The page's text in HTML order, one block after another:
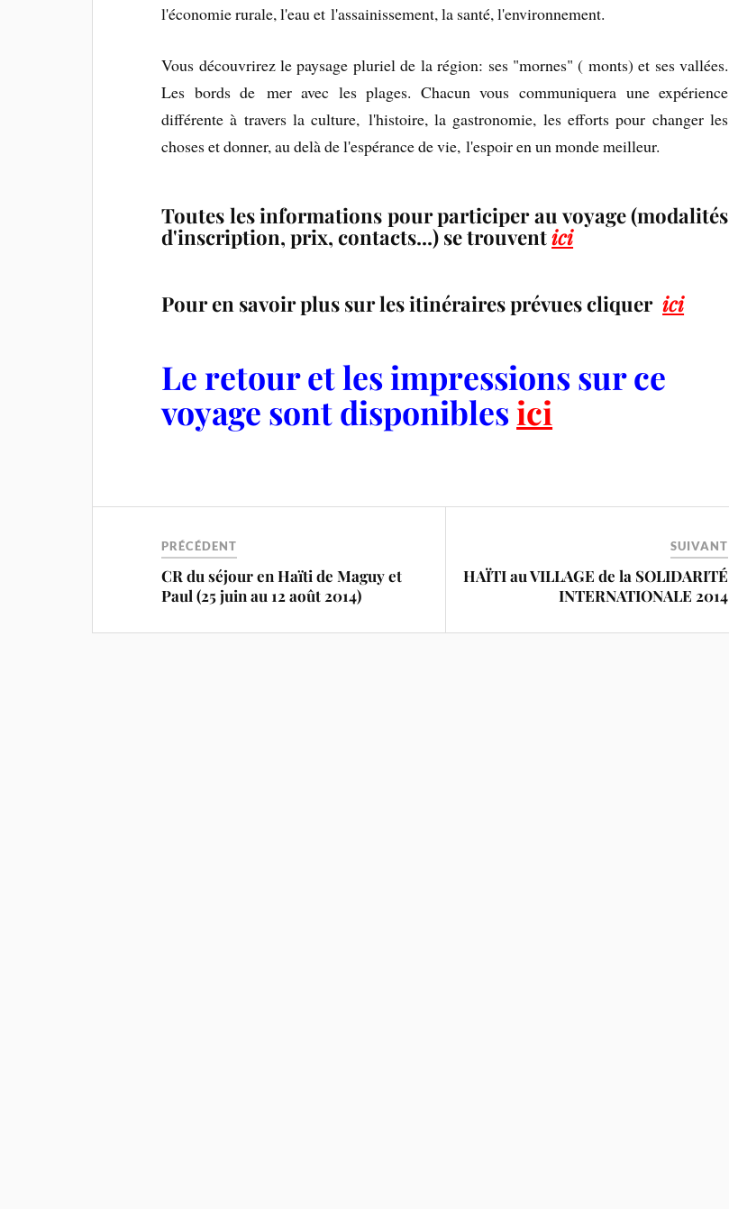
l'économie rurale, l'eau et l'assainissement, la santé, l'environnement.
Vous découvrirez le paysage pluriel de la région: ses "mornes" ( monts) et ses vallées.
Les bords de mer avec les plages. Chacun vous communiquera une expérience
différente à travers la culture, l'histoire, la gastronomie, les efforts pour changer les
choses et donner, au delà de l'espérance de vie, l'espoir en un monde meilleur.
Toutes les informations pour participer au voyage (modalités
d'inscription, prix, contacts...) se trouventici
Pour en savoir plus sur les itinéraires prévues cliquer ici
Le retour et les impressions sur ce
voyage sont disponiblesici
PRÉCÉDENT
CR du séjour en Haïti de Maguy et
Paul (25 juin au 12 août 2014)
SUIVANT
HAÏTI au VILLAGE de la SOLIDARITÉ
INTERNATIONALE 2014